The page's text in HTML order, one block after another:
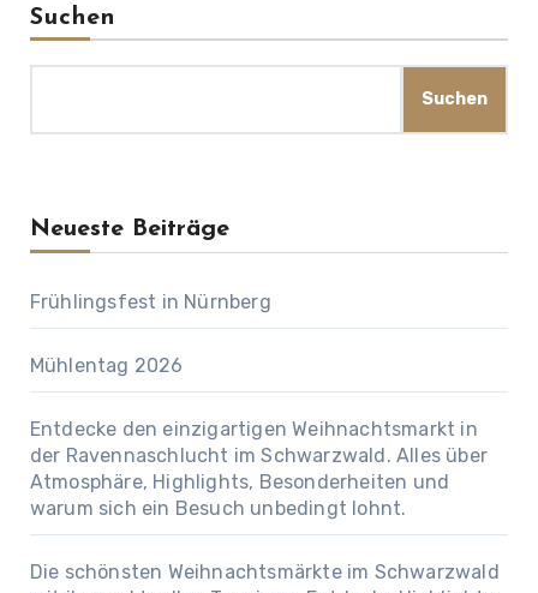
Suchen
Suchen
Neueste Beiträge
Frühlingsfest in Nürnberg
Mühlentag 2026
Entdecke den einzigartigen Weihnachtsmarkt in
der Ravennaschlucht im Schwarzwald. Alles über
Atmosphäre, Highlights, Besonderheiten und
warum sich ein Besuch unbedingt lohnt.
Die schönsten Weihnachtsmärkte im Schwarzwald